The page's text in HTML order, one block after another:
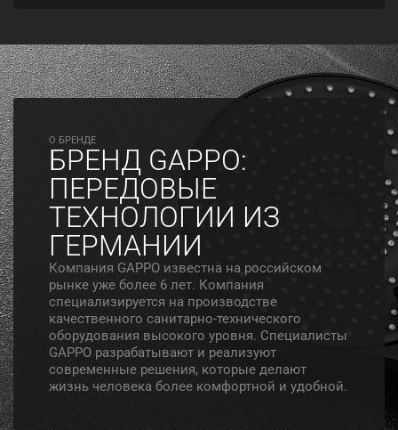
O БРЕНДЕ
БРЕНД GAPPO:
ПЕРЕДОВЫЕ
ТЕХНОЛОГИИ ИЗ
ГЕРМАНИИ
Компания GAPPO известна на российском
рынке уже более 6 лет. Компания
специализируется на производстве
качественного санитарно-технического
оборудования высокого уровня. Специалисты
GAPPO разрабатывают и реализуют
современные решения, которые делают
жизнь человека более комфортной и удобной.